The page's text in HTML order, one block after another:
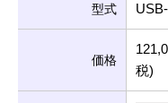
型式
価格
税)